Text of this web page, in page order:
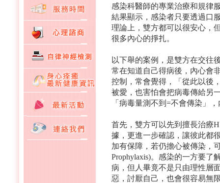
感染科醫師的專業治療和規律
結果顯示，感染者只要透過口
理論上，雙方都可以很安心，
很多內心的掙扎。
以下舉的案例，是雙方在交往
常在知道自己得病後，內心會
控制，常會覺得，「從此以後
被愛，也害怕會把病毒傳給另
「病毒量測不到=不會傳染」
首先，雙方可以先到擅長治療
據，更進一步確認，讓彼此都
加有保障，若仍擔心被傳染，
Prophylaxis)。感染的一方要
病，但人畢竟不是只由理性層
惡，討厭自己，也會很容易無